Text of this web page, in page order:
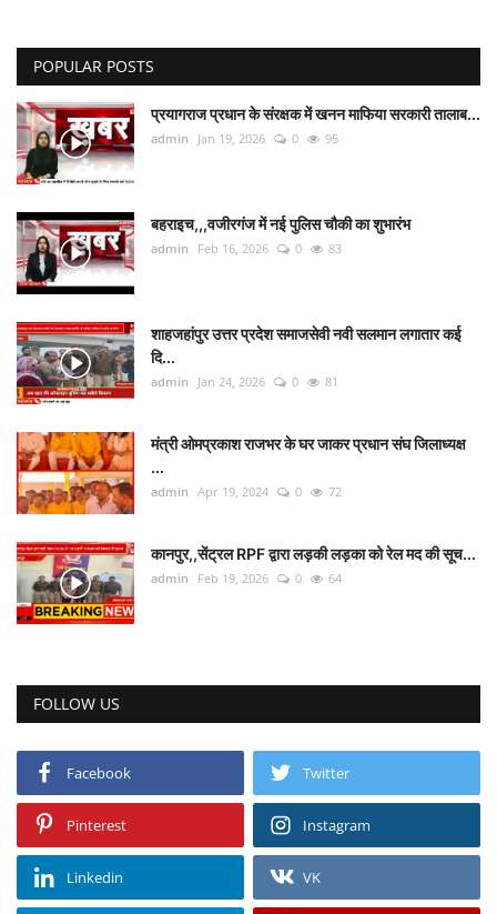
देश/दुनिया
राज्य
राजनीतिक
धर्म-आस्था
हेल्थ/स्वस्थ
शिक्षा
Live TV
Talk Show
POPULAR POSTS
प्रयागराज प्रधान के संरक्षक में खनन माफिया सरकारी तालाब...
admin Jan 19, 2026 0 95
बहराइच,,,वजीरगंज में नई पुलिस चौकी का शुभारंभ
admin Feb 16, 2026 0 83
शाहजहांपुर उत्तर प्रदेश समाजसेवी नवी सलमान लगातार कई
दि...
admin Jan 24, 2026 0 81
मंत्री ओमप्रकाश राजभर के घर जाकर प्रधान संघ जिलाध्यक्ष
...
admin Apr 19, 2024 0 72
कानपुर,,सेंट्रल RPF द्वारा लड़की लड़का को रेल मद की सूच...
admin Feb 19, 2026 0 64
FOLLOW US
Facebook Twitter
Pinterest Instagram
Linkedin VK